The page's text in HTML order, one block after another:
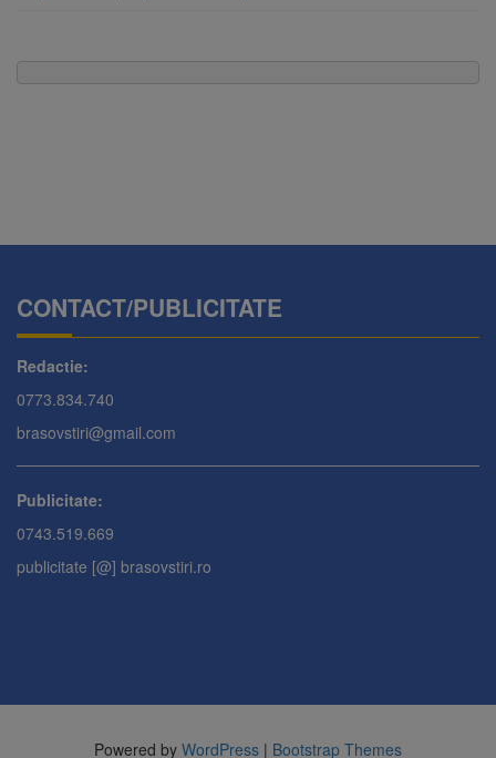
CONTACT/PUBLICITATE
Redactie:
0773.834.740
brasovstiri@gmail.com
Publicitate:
0743.519.669
publicitate [@] brasovstiri.ro
Powered by WordPress | Bootstrap Themes